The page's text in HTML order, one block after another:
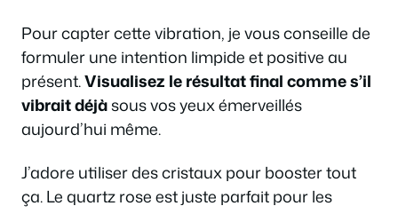
Pour capter cette vibration, je vous conseille de
formuler une intention limpide et positive au
présent.Visualisez le résultat final comme s’il
vibrait déjàsous vos yeux émerveillés
aujourd’hui même.
J’adore utiliser des cristaux pour booster tout
ça. Le quartz rose est juste parfait pour les